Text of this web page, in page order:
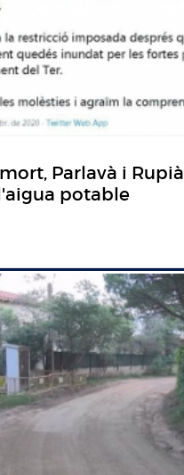
Parlavà i Rupià
potable